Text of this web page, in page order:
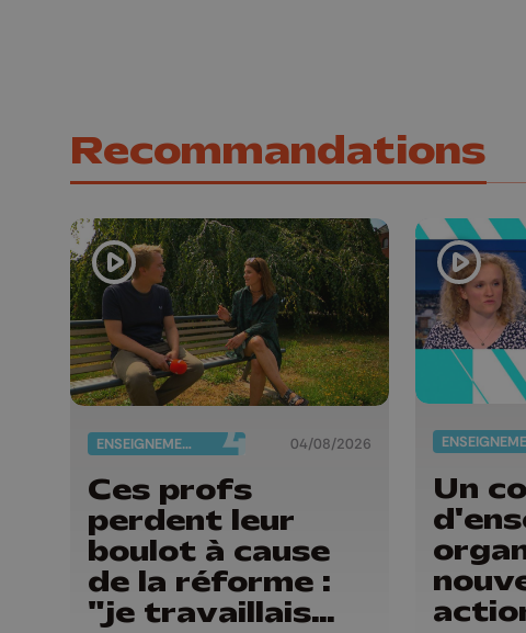
Recommandations
ENSEIGNEMENT 04/08/2026
Ces profs
perdent leur
boulot à cause
de la réforme :
"je travaillais
Un